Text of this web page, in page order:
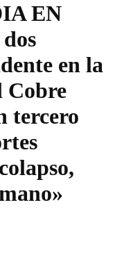
EN
en la
Cobre
tercero